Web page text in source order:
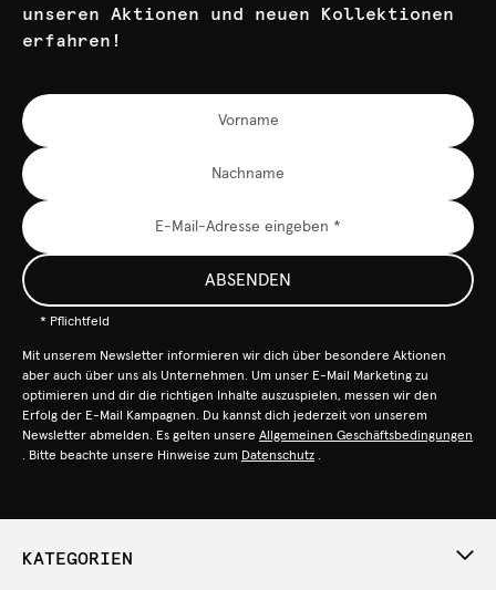
unseren Aktionen und neuen Kollektionen
erfahren!
ABSENDEN
* Pflichtfeld
Mit unserem Newsletter informieren wir dich über besondere Aktionen
aber auch über uns als Unternehmen. Um unser E-Mail Marketing zu
optimieren und dir die richtigen Inhalte auszuspielen, messen wir den
Erfolg der E-Mail Kampagnen. Du kannst dich jederzeit von unserem
Newsletter abmelden. Es gelten unsere Allgemeinen Geschäftsbedingungen
. Bitte beachte unsere Hinweise zum Datenschutz .
KATEGORIEN